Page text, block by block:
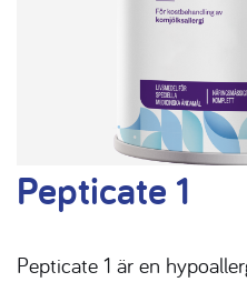
Pepticate 1
Pepticate 1 är en